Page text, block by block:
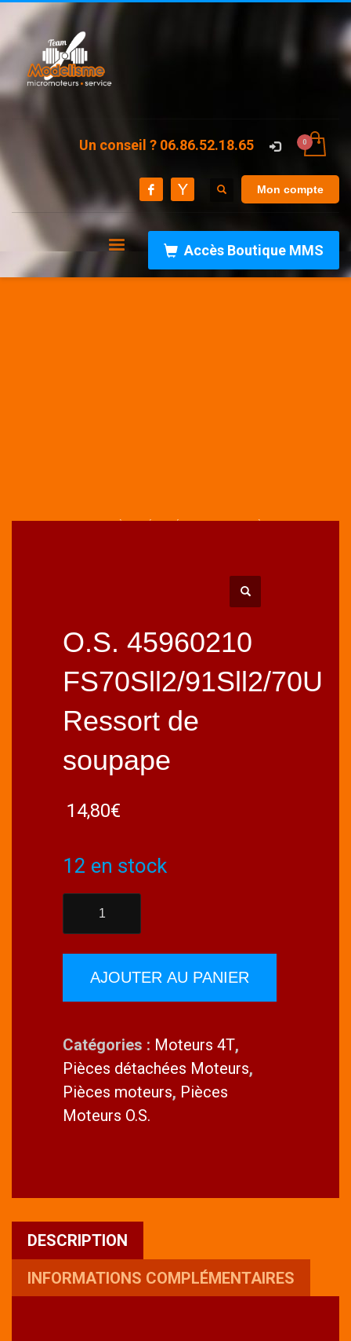
Un conseil ? 06.86.52.18.65
Mon compte
Accès Boutique MMS
O.S. 45960210
FS70Sll2/91Sll2/70U
Ressort de
soupape
14,80€
12 en stock
quantité
de
O.S.
45960210
FS70Sll2/91Sll2/70U
de
soupape
AJOUTER AU PANIER
Catégories : Moteurs 4T,
Pièces détachées Moteurs,
Pièces moteurs, Pièces
Moteurs O.S.
DESCRIPTION
INFORMATIONS COMPLÉMENTAIRES